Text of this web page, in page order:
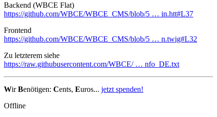
Backend (WBCE Flat)
https://github.com/WBCE/WBCE_CMS/blob/5 … in.htt#L37
Frontend
https://github.com/WBCE/WBCE_CMS/blob/5 … n.twig#L32
Zu letzterem siehe
https://raw.githubusercontent.com/WBCE/ … nfo_DE.txt
WirBenötigen: Cents, Euros... jetzt spenden!
Offline